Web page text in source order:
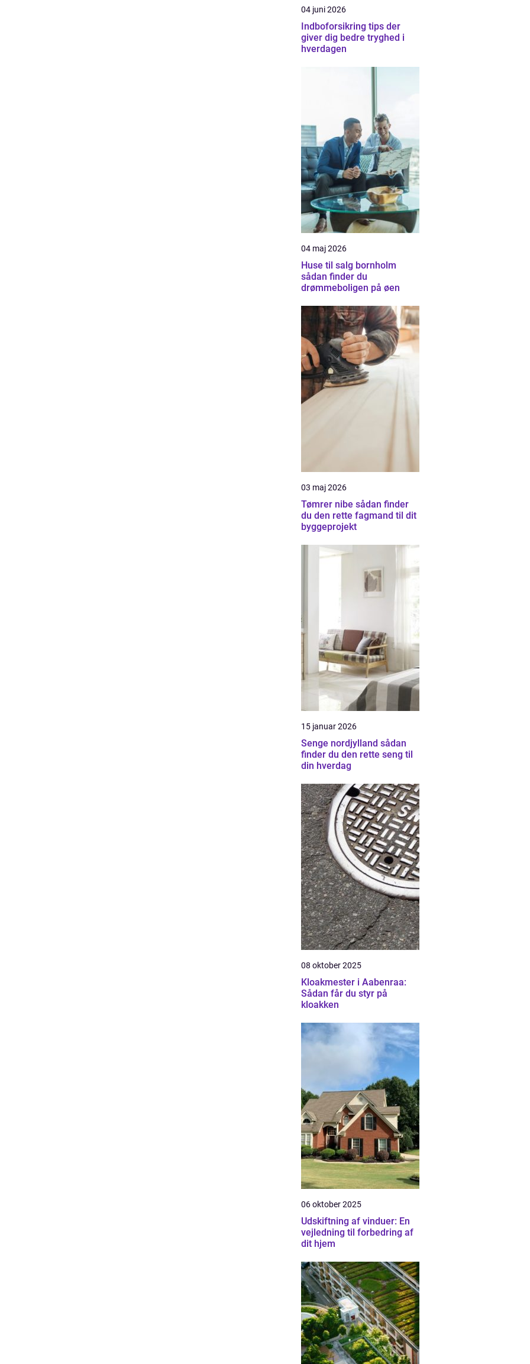
04 juni 2026
Indboforsikring tips der
giver dig bedre tryghed i
hverdagen
04 maj 2026
Huse til salg bornholm
sådan finder du
drømmeboligen på øen
03 maj 2026
Tømrer nibe sådan finder
du den rette fagmand til dit
byggeprojekt
15 januar 2026
Senge nordjylland sådan
finder du den rette seng til
din hverdag
08 oktober 2025
Kloakmester i Aabenraa:
Sådan får du styr på
kloakken
06 oktober 2025
Udskiftning af vinduer: En
vejledning til forbedring af
dit hjem